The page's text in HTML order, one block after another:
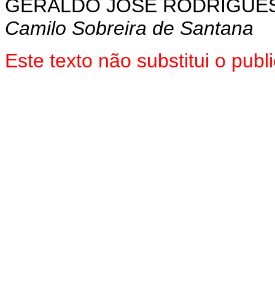
GERALDO JOSÉ
Camilo Sobreira de Santana
Este texto não substitui o